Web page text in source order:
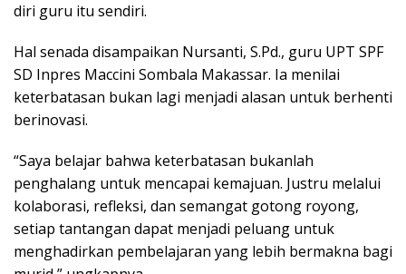
diri guru itu sendiri.
Hal senada disampaikan Nursanti, S.Pd., guru UPT SPF
SD Inpres Maccini Sombala Makassar. Ia menilai
keterbatasan bukan lagi menjadi alasan untuk berhenti
berinovasi.
“Saya belajar bahwa keterbatasan bukanlah
penghalang untuk mencapai kemajuan. Justru melalui
kolaborasi, refleksi, dan semangat gotong royong,
setiap tantangan dapat menjadi peluang untuk
menghadirkan pembelajaran yang lebih bermakna bagi